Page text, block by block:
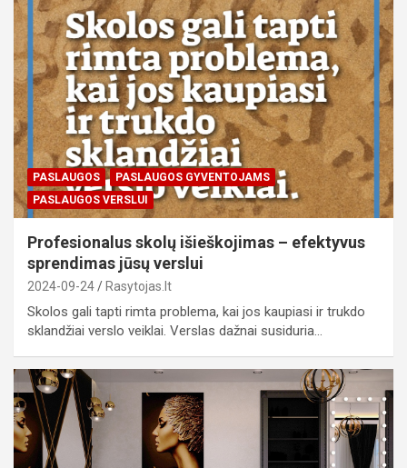
PASLAUGOS
PASLAUGOS GYVENTOJAMS
PASLAUGOS VERSLUI
Profesionalus skolų išieškojimas – efektyvus
sprendimas jūsų verslui
2024-09-24 Rasytojas.lt
Skolos gali tapti rimta problema, kai jos kaupiasi ir trukdo
sklandžiai verslo veiklai. Verslas dažnai susiduria…